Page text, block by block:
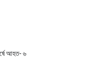
আহত- ৬